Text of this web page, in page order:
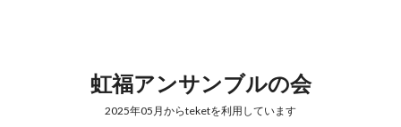
虹福アンサンブルの会
2025年05月からteketを利用しています